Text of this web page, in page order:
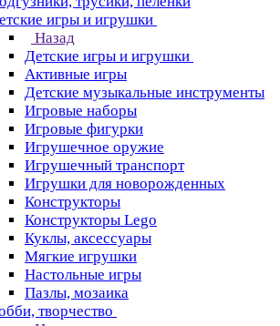
игры и игрушки
Назад
Детские игры и игрушки
Активные игры
Детские музыкальные инструменты
Игровые наборы
Игровые фигурки
Игрушечное оружие
Игрушечный транспорт
Игрушки для новорожденных
Конструкторы
Конструкторы Lego
Куклы, аксессуары
Мягкие игрушки
Настольные игры
Пазлы, мозаика
творчество